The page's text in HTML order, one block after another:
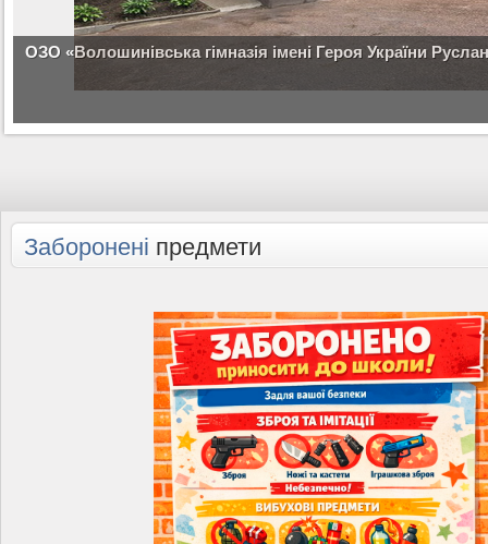
ОЗО «Волошинівська гімназія імені Героя України
Заборонені предмети